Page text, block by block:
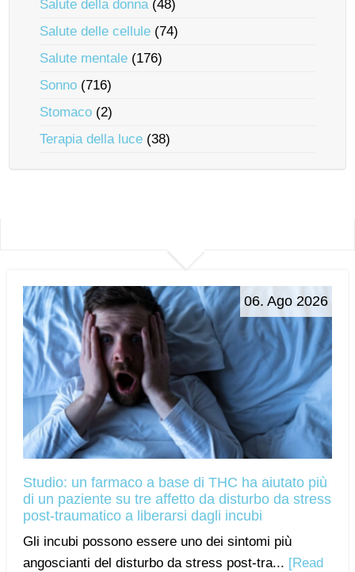
Salute della donna(48)
Salute delle cellule (74)
Salute mentale (176)
Sonno (716)
Stomaco (2)
Terapia della luce (38)
06. Ago 2026
Studio: un farmaco a base di THC ha aiutato più
di un paziente su tre affetto da disturbo da stress
post-traumatico a liberarsi dagli incubi
Gli incubi possono essere uno dei sintomi più
angoscianti del disturbo da stress post-tra... [Read